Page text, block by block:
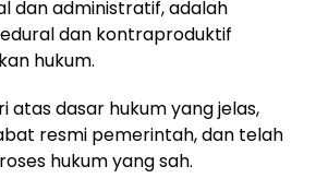
dan administratif, adalah
dan kontraproduktif
hukum.
atas dasar hukum yang jelas,
resmi pemerintah, dan telah
hukum yang sah.